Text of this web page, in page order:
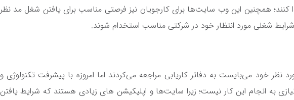
کنند؛ همچنین این وب سایت‌ها برای کارجویان نیز فرصتی مناسب برای یافتن شغل مد نظر
شرایط شغلی مورد انتظار خود در شرکتی مناسب استخدام شوند.
نظر خود می‌بایست به دفاتر کاریابی مراجعه می‌کردند اما امروزه با پیشرفت تکنولوژی و
به انجام این کار نیست؛ زیرا سایت‌ها و اپلیکیشن های زیادی هستند که شرایط یافتن